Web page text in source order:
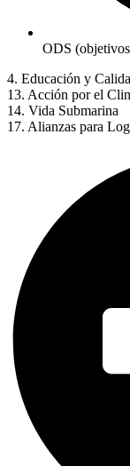
ODS
4. Educación y
13. Acción por el
14. Vida Submarina
17. Alianzas para